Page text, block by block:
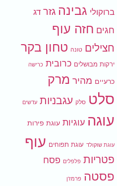
ברוקולי גבינה גזר דג
חגים חזה עוף
חצילים טונה טחון בקר
ירקות מבושלים כרובית כרישה
כרעיים מהיר מרק
סלט סלק עגבניות עדשים
עוגה עוגיות עוגת פירות
עוגת שוקולד עוגת תפוחים עוף
פטריות פלפלים פסח
פסטה פרמז'ן